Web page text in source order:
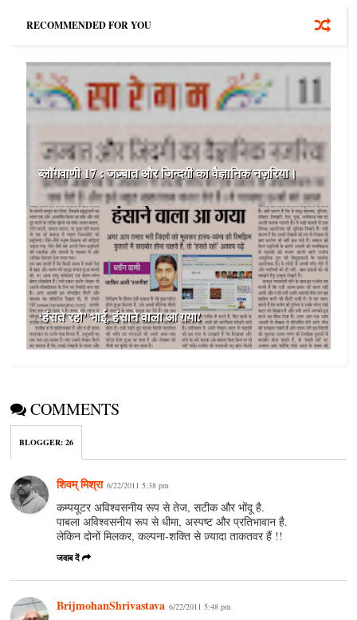
RECOMMENDED FOR YOU
ब्‍लॉगवाणी 17 : जज़्बात और जिन्‍दगी का वैज्ञानिक नज़रिया।
‘हंसते रहो’ भाई, हंसाने वाला आ गया!
COMMENTS
BLOGGER:26
शिवम् मिश्रा 6/22/2011 5:38 pm
कम्पयूटर अविश्वसनीय रूप से तेज, सटीक और भोंदू है.
पाबला अविश्वसनीय रूप से धीमा, अस्पष्ट और प्रतिभावान है.
लेकिन दोनों मिलकर, कल्पना-शक्ति से ज़्यादा ताकतवर हैं !!
जवाब दें
BrijmohanShrivastava 6/22/2011 5:48 pm